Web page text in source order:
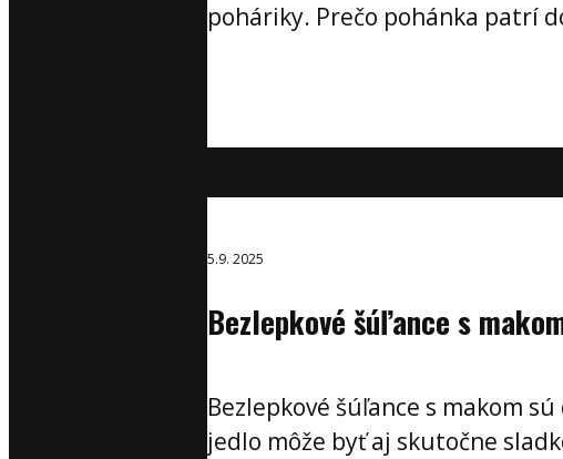
poháriky. Prečo pohánka patrí
5.9. 2025
Bezlepkové šúľance s
Bezlepkové šúľance s makom
jedlo môže byť aj skutočne